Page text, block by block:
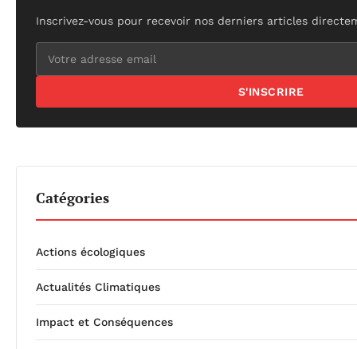
Inscrivez-vous pour recevoir nos derniers articles
S'INSCRIRE
Catégories
Actions écologiques
Actualités Climatiques
Impact et Conséquences